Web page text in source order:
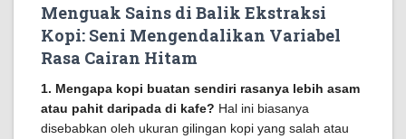
Menguak Sains di Balik Ekstraksi
Kopi: Seni Mengendalikan Variabel
Rasa Cairan Hitam
1. Mengapa kopi buatan sendiri rasanya lebih asam
atau pahit daripada di kafe? Hal ini biasanya
disebabkan oleh ukuran gilingan kopi yang salah atau